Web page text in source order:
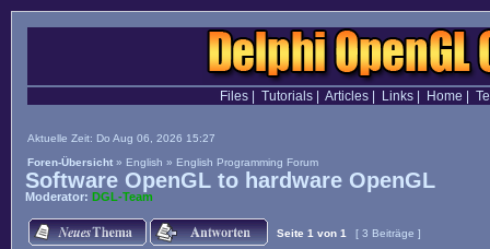
Files| Tutorials| Articles| Links| Home
Aktuelle Zeit: Do Aug 06, 2026 15:27
Foren-Übersicht » English » English Programming Forum
Software OpenGL to hardware OpenGL
Moderator: DGL-Team
Seite 1 von 1 [ 3 Beiträge ]